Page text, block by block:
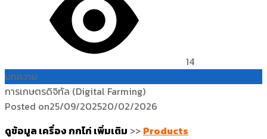
14
บทความ
การเกษตรดิจิทัล (Digital Farming)
Posted on25/09/202520/02/2026
ดูข้อมูล เครื่อง กกไก่ เพิ่มเติม >> Products